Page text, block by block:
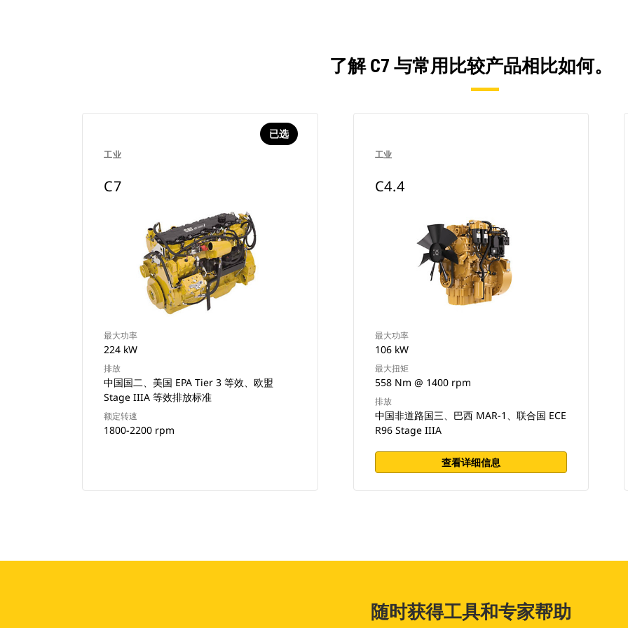
了解 C7 与常用比较产品相比如何。
工业
已选
C7
最大功率
224 kW
排放
中国国二、美国 EPA Tier 3 等效、欧盟
Stage IIIA 等效排放标准
额定转速
1800-2200 rpm
工业
C4.4
最大功率
106 kW
最大扭矩
558 Nm @ 1400 rpm
排放
中国非道路国三、巴西 MAR-1、联合国 ECE
R96 Stage IIIA
查看详细信息
随时获得工具和专家帮助